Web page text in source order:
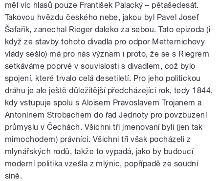
měl víc hlasů pouze František Palacký – pětašedesát.
Takovou hvězdu českého nebe, jakou byl Pavel Josef
Šafařík, zanechal Rieger daleko za sebou. Tato epizoda (i
když ze stavby tohoto divadla pro odpor Metternichovy
vlády sešlo) má pro nás význam i proto, že se s Riegrem
setkáváme poprvé v souvislosti s divadlem, což bylo
spojení, které trvalo celá desetiletí. Pro jeho politickou
dráhu je ale ještě důležitější předcházející rok, tedy 1844,
kdy vstupuje spolu s Aloisem Pravoslavem Trojanem a
Antonínem Strobachem do řad Jednoty pro povzbuzení
průmyslu v Čechách. Všichni tři jmenovaní byli (jen tak
mimochodem) právníci. Všichni tři však pocházeli z
mlynářských rodů, takže to vypadá, jako by budoucí
moderní politika vzešla z mlýnic, popřípadě ze soudní
síně.